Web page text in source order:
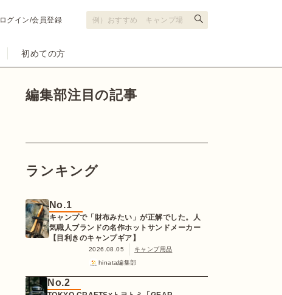
ログイン/会員登録
初めての方
編集部注目の記事
ランキング
No.1
キャンプで「財布みたい」が正解でした。人
気職人ブランドの名作ホットサンドメーカー
【目利きのキャンプギア】
2026.08.05
キャンプ用品
hinata編集部
No.2